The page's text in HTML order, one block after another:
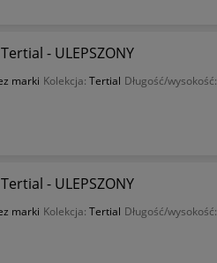
- ULEPSZONY
marki Kolekcja: Tertial Długość/wysokość:
- ULEPSZONY
marki Kolekcja: Tertial Długość/wysokość: